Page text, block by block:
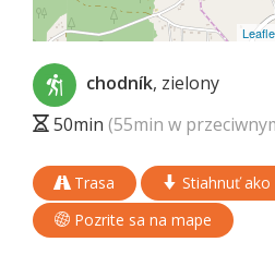
chodník, zielony
50min (55min w
Trasa
Stiahnuť ako
Pozrite sa na mape